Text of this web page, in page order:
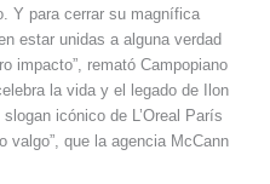
Y para cerrar su magnífica
estar unidas a alguna verdad
impacto”, remató Campopiano
la vida y el legado de Ilon
icónico de L’Oreal París
valgo”, que la agencia McCann